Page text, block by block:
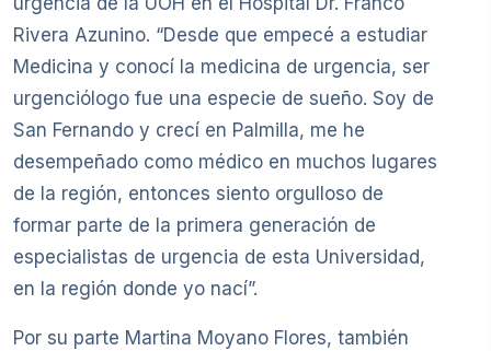
Rivera Azunino. “Desde que empecé a estudiar
Medicina y conocí la medicina de urgencia, ser
urgenciólogo fue una especie de sueño. Soy de
San Fernando y crecí en Palmilla, me he
desempeñado como médico en muchos lugares
de la región, entonces siento orgulloso de
formar parte de la primera generación de
especialistas de urgencia de esta Universidad,
en la región donde yo nací”.
Por su parte Martina Moyano Flores, también